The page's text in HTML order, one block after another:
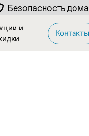
Безопасность дома
и
Контакты